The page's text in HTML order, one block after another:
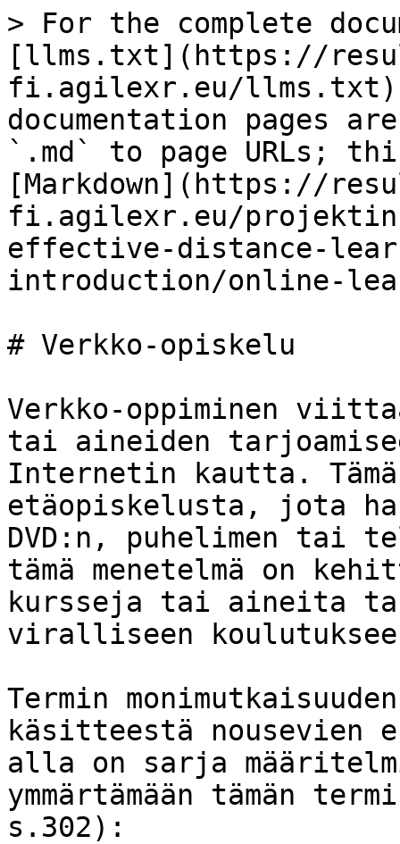
> For the complete
[llms.txt](https://
fi.agilexr.eu/llms.txt).
documentation pages
`.md` to page URLs;
[Markdown](https://
fi.agilexr.eu/
effective-distance-
introduction/online-
# Verkko-opiskelu
Verkko-oppiminen
tai aineiden
Internetin kautta.
etäopiskelusta, jota
DVD:n, puhelimen tai
tämä menetelmä on
kursseja tai aineita
viralliseen
Termin
käsitteestä nousevien
alla on sarja
ymmärtämään tämän
s.302):